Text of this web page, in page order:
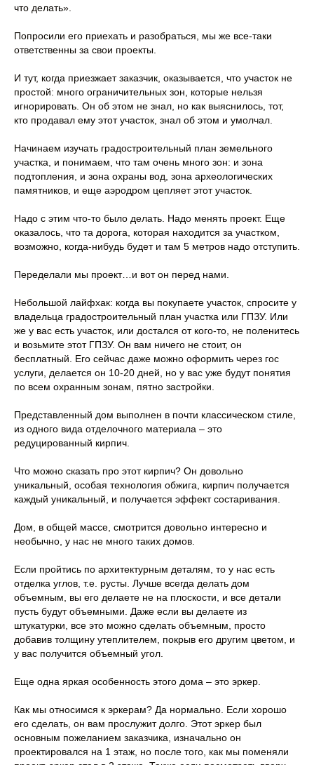
что делать».
Попросили его приехать и разобраться, мы же все-таки
ответственны за свои проекты.
И тут, когда приезжает заказчик, оказывается, что участок не
простой: много ограничительных зон, которые нельзя
игнорировать. Он об этом не знал, но как выяснилось, тот,
кто продавал ему этот участок, знал об этом и умолчал.
Начинаем изучать градостроительный план земельного
участка, и понимаем, что там очень много зон: и зона
подтопления, и зона охраны вод, зона археологических
памятников, и еще аэродром цепляет этот участок.
Надо с этим что-то было делать. Надо менять проект. Еще
оказалось, что та дорога, которая находится за участком,
возможно, когда-нибудь будет и там 5 метров надо отступить.
Переделали мы проект…и вот он перед нами.
Небольшой лайфхак: когда вы покупаете участок, спросите у
владельца градостроительный план участка или ГПЗУ. Или
же у вас есть участок, или достался от кого-то, не поленитесь
и возьмите этот ГПЗУ. Он вам ничего не стоит, он
бесплатный. Его сейчас даже можно оформить через гос
услуги, делается он 10-20 дней, но у вас уже будут понятия
по всем охранным зонам, пятно застройки.
Представленный дом выполнен в почти классическом стиле,
из одного вида отделочного материала – это
редуцированный кирпич.
Что можно сказать про этот кирпич? Он довольно
уникальный, особая технология обжига, кирпич получается
каждый уникальный, и получается эффект состаривания.
Дом, в общей массе, смотрится довольно интересно и
необычно, у нас не много таких домов.
Если пройтись по архитектурным деталям, то у нас есть
отделка углов, т.е. русты. Лучше всегда делать дом
объемным, вы его делаете не на плоскости, и все детали
пусть будут объемными. Даже если вы делаете из
штукатурки, все это можно сделать объемным, просто
добавив толщину утеплителем, покрыв его другим цветом, и
у вас получится объемный угол.
Еще одна яркая особенность этого дома – это эркер.
Как мы относимся к эркерам? Да нормально. Если хорошо
его сделать, он вам прослужит долго. Этот эркер был
основным пожеланием заказчика, изначально он
проектировался на 1 этаж, но после того, как мы поменяли